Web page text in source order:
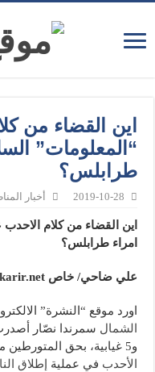
اين القضاء من
“المعلومات”
طرابلس؟
2019-10-28 أخبار
اين القضاء من كلام
امراء طرابلس؟
علي ضاحي/ خاص takarir.net
اورد موقع “النشرة”
الشمال
و5 غيابية، بحق المتورطين من مرافقي النائب السابق ​
الأحدب ​ في عملية ​ إطلاق